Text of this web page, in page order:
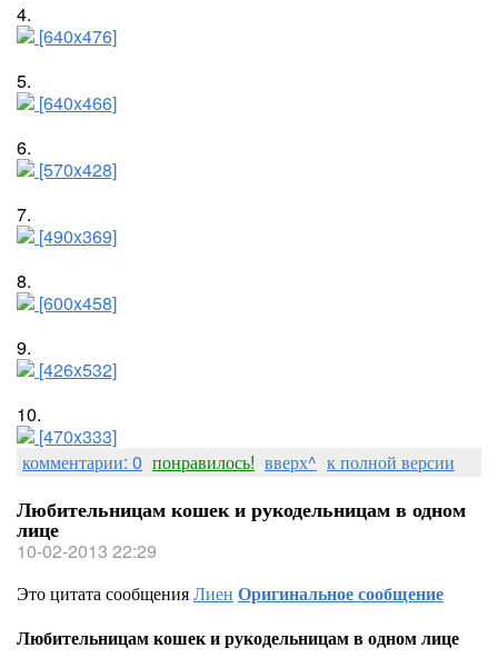
4.
[640x476]
5.
[640x466]
6.
[570x428]
7.
[490x369]
8.
[600x458]
9.
[426x532]
10.
[470x333]
комментарии: 0 понравилось! вверх^ к полной версии
Любительницам кошек и рукодельницам в одном
лице
10-02-2013 22:29
Это цитата сообщенияЛиен Оригинальное сообщение
Любительницам кошек и рукодельницам в одном лице